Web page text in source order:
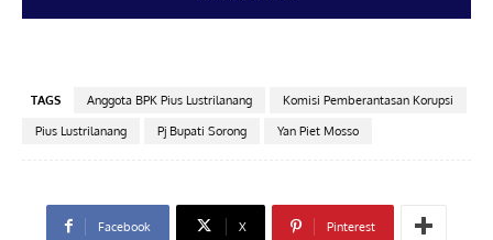
TAGS Anggota BPK Pius Lustrilanang
Komisi Pemberantasan Korupsi
Pius Lustrilanang
Pj Bupati Sorong Yan Piet Mosso
Facebook X Pinterest